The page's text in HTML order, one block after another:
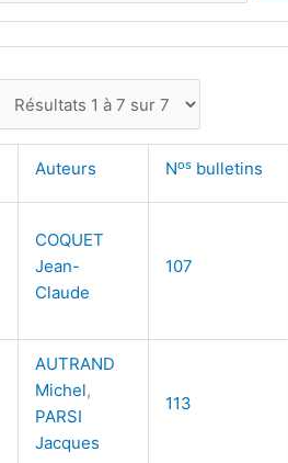
Auteurs Nos bulletins
COQUET
Jean-
Claude
107
AUTRAND
Michel,
PARSI
Jacques
113